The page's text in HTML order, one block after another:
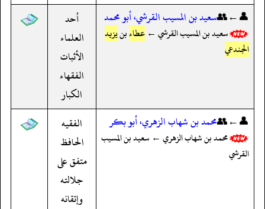
👤←👥سعيد بن المسيب القرشي، أبو محمد
سعيد بن المسيب القرشي ← عطاءبنيزيد
الجندعي
أحد
العلماء
الأثبات
الفقهاء
الكبار
👤←👥محمد بن شهاب الزهري، أبو بكر
محمد بن شهاب الزهري ← سعيد بن المسيب
القرشي
الفقيه
الحافظ
متفق على
جلالته
وإتقانه